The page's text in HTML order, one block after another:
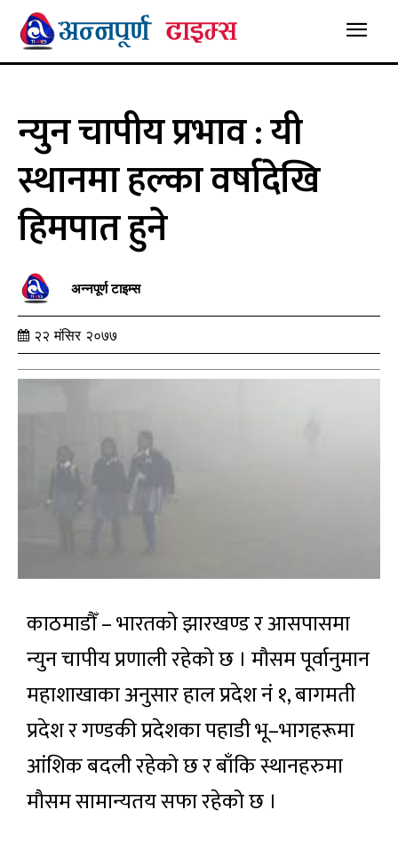
न्युन चापीय प्रभाव : यी
स्थानमा हल्का वर्षादेखि
हिमपात हुने
अन्नपूर्ण टाइम्स
२२ मंसिर २०७७
काठमाडौँ – भारतको झारखण्ड र आसपासमा
न्युन चापीय प्रणाली रहेको छ । मौसम पूर्वानुमान
महाशाखाका अनुसार हाल प्रदेश नं १, बागमती
प्रदेश र गण्डकी प्रदेशका पहाडी भू–भागहरूमा
आंशिक बदली रहेको छ र बाँकि स्थानहरुमा
मौसम सामान्यतय सफा रहेको छ ।